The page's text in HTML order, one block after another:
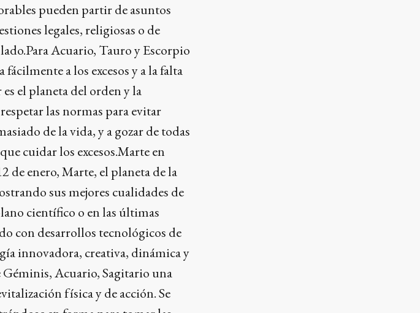
pueden partir de asuntos
legales, religiosas o de
Acuario, Tauro y Escorpio
a los excesos y a la falta
el planeta del orden y la
las normas para evitar
de la vida, y a gozar de todas
cuidar los excesos.Marte en
de enero, Marte, el planeta de la
sus mejores cualidades de
científico o en las últimas
con desarrollos tecnológicos de
innovadora, creativa, dinámica y
Acuario, Sagitario una
física y de acción. Se